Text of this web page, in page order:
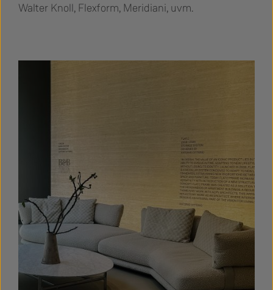
Walter Knoll, Flexform, Meridiani, uvm.